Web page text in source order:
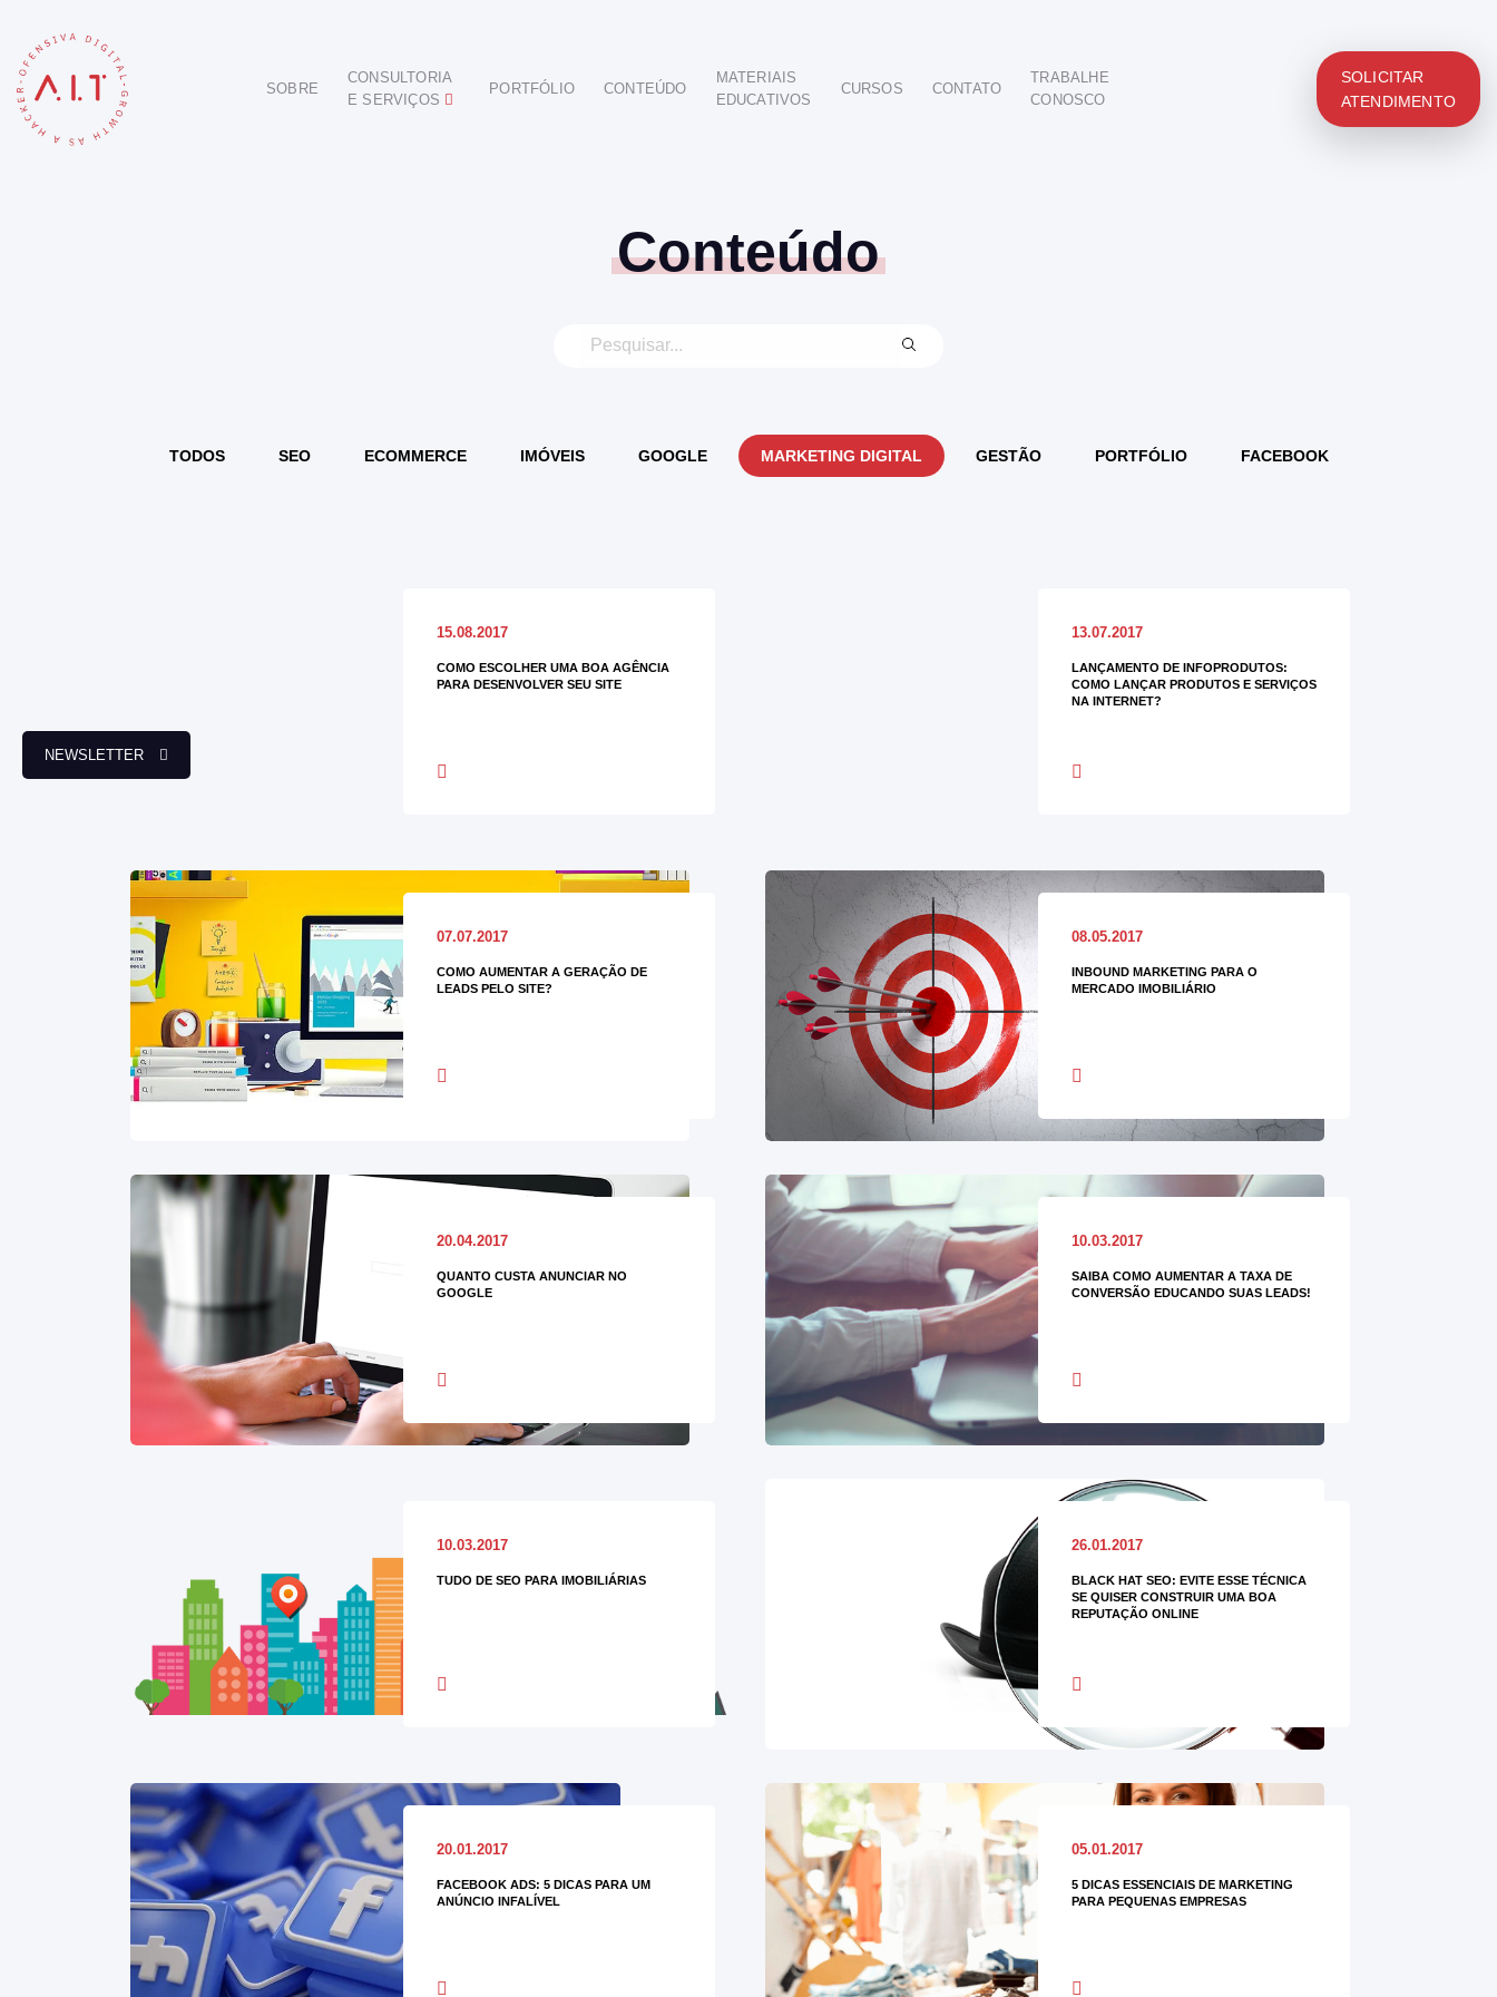
SOBRE
CONSULTORIA
E SERVIÇOS
ODONTOLÓGICO
HOTELARIA
BUSINESS INTELIGENCE
PORTFÓLIO CONTEÚDO
MATERIAIS
EDUCATIVOS
CURSOS CONTATO
TRABALHE
CONOSCO
SOLICITAR
ATENDIMENTO
NEWSLETTER
Conteúdo
TODOS SEO ECOMMERCE IMÓVEIS GOOGLE MARKETING DIGITAL GESTÃO PORTFÓLIO FACEBOOK
15.08.2017
COMO ESCOLHER UMA BOA AGÊNCIA
PARA DESENVOLVER SEU SITE
13.07.2017
LANÇAMENTO DE INFOPRODUTOS:
COMO LANÇAR PRODUTOS E SERVIÇOS
NA INTERNET?
07.07.2017
COMO AUMENTAR A GERAÇÃO DE
LEADS PELO SITE?
08.05.2017
INBOUND MARKETING PARA O
MERCADO IMOBILIÁRIO
20.04.2017
QUANTO CUSTA ANUNCIAR NO
GOOGLE
10.03.2017
SAIBA COMO AUMENTAR A TAXA DE
CONVERSÃO EDUCANDO SUAS LEADS!
10.03.2017
TUDO DE SEO PARA IMOBILIÁRIAS
26.01.2017
BLACK HAT SEO: EVITE ESSE TÉCNICA
SE QUISER CONSTRUIR UMA BOA
REPUTAÇÃO ONLINE
20.01.2017
FACEBOOK ADS: 5 DICAS PARA UM
ANÚNCIO INFALÍVEL
05.01.2017
5 DICAS ESSENCIAIS DE MARKETING
PARA PEQUENAS EMPRESAS